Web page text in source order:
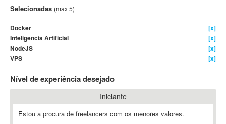
3DS Max
3GSM
4D Dimension
802.11
A&P
A2Billing
Ab Initio
Selecionadas (max 5)
Docker
[x]
Inteligência Artificial
[x]
NodeJS
[x]
VPS
[x]
Nível de experiência desejado
Iniciante
Estou a procura de freelancers com os menores valores.